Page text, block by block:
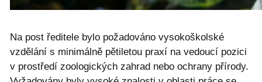
Na post ředitele bylo požadováno vysokoškolské
vzdělání s minimálně pětiletou praxí na vedoucí pozici
v prostředí zoologických zahrad nebo ochrany přírody.